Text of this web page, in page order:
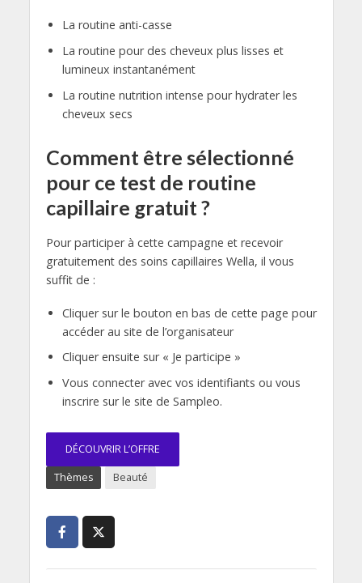
La routine anti-casse
La routine pour des cheveux plus lisses et
lumineux instantanément
La routine nutrition intense pour hydrater les
cheveux secs
Comment être sélectionné
pour ce test de routine
capillaire gratuit ?
Pour participer à cette campagne et recevoir
gratuitement des soins capillaires Wella, il vous
suffit de :
Cliquer sur le bouton en bas de cette page pour
accéder au site de l’organisateur
Cliquer ensuite sur « Je participe »
Vous connecter avec vos identifiants ou vous
inscrire sur le site de Sampleo.
DÉCOUVRIR L’OFFRE
Thèmes Beauté